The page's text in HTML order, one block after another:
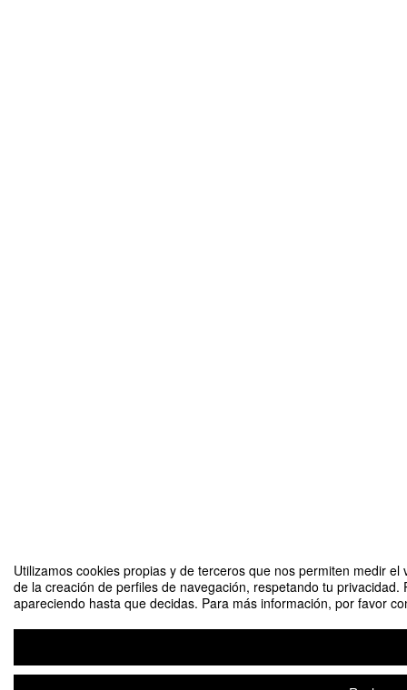
Utilizamos cookies propias y de terceros que nos permiten medir
de la creación de perfiles de navegación, respetando tu
apareciendo hasta que decidas. Para más información, por favor